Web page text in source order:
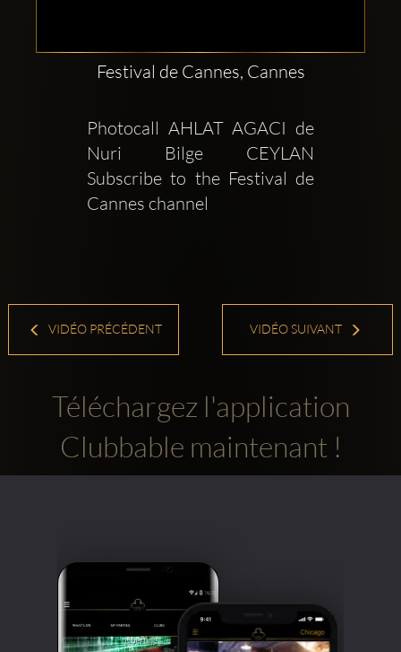
Festival de Cannes, Cannes
Photocall AHLAT AGACI de
Nuri Bilge CEYLAN
Subscribe to the Festival de
Cannes channel
VIDÉO PRÉCÉDENT VIDÉO SUIVANT
Téléchargez l'application
Clubbable maintenant !